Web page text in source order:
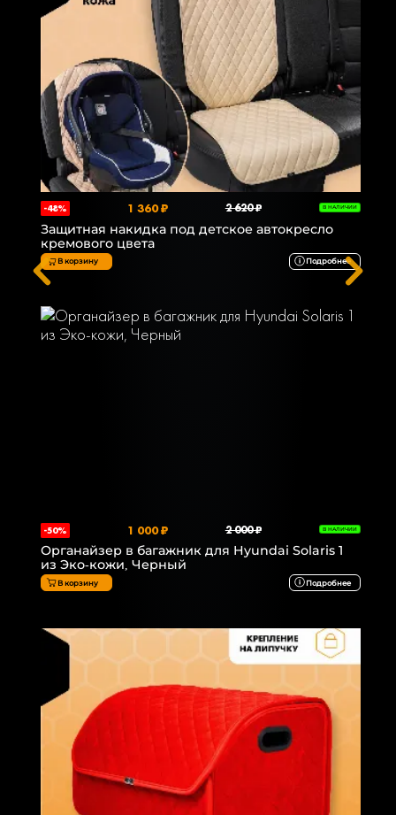
-48% 1 360 ₽ 2 620 ₽ В НАЛИЧИИ
Защитная накидка под детское автокресло
кремового цвета
В корзину Подробнее
-50% 1 000 ₽ 2 000 ₽ В НАЛИЧИИ
Органайзер в багажник для Hyundai Solaris 1
из Эко-кожи, Черный
В корзину Подробнее